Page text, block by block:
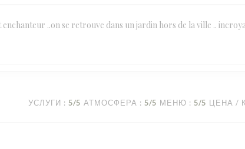
..on se retrouve dans un jardin hors de la ville ..
УСЛУГИ : 5/5 АТМОСФЕРА : 5/5 МЕНЮ : 5/5 ЦЕНА /